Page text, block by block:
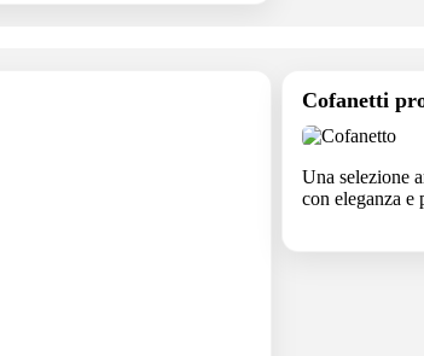
Cofanetti
Una selezione
con eleganza e